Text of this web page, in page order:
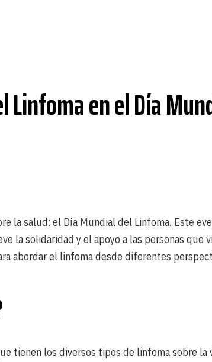
Linfoma en el Día
la salud: el Día Mundial del Linfoma. Este
la solidaridad y el apoyo a las personas que
abordar el linfoma desde diferentes
tienen los diversos tipos de linfoma sobre la